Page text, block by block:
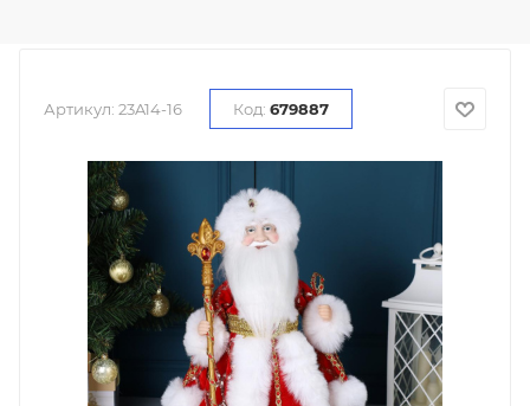
Артикул: 23A14-16 Код: 679887